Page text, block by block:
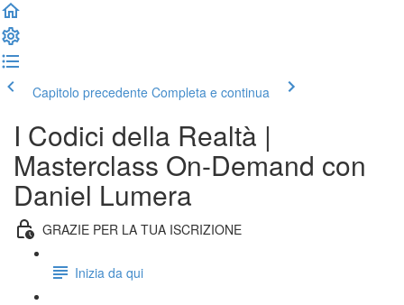
Capitolo precedente Completa e continua
I Codici della Realtà |
Masterclass On-Demand con
Daniel Lumera
GRAZIE PER LA TUA ISCRIZIONE
Inizia da qui